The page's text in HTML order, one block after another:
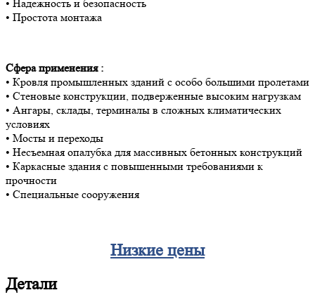
• Надежность и безопасность
• Простота монтажа
Сфера применения :
• Кровля промышленных зданий с особо большими пролетами
• Стеновые конструкции, подверженные высоким нагрузкам
• Ангары, склады, терминалы в сложных климатических
условиях
• Мосты и переходы
• Несъемная опалубка для массивных бетонных конструкций
• Каркасные здания с повышенными требованиями к
прочности
• Специальные сооружения
Низкие цены
Детали